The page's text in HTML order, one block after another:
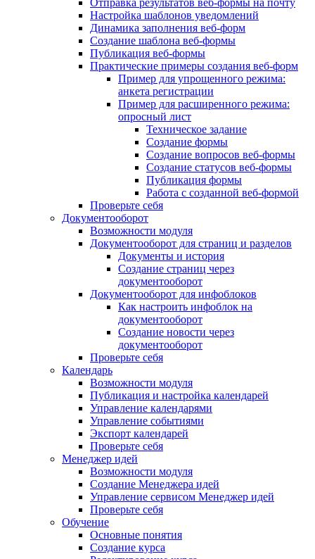
Отправка результатов веб-формы на почту
Настройка шаблонов уведомлений
Динамика заполнения веб-форм
Создание шаблона веб-формы
Публикация веб-формы
Практические примеры создания веб-форм
Пример для упрощенного режима:
анкета регистрации
Пример для расширенного режима:
опросный лист
Техническое задание
Создание формы
Создание вопросов веб-формы
Создание статусов веб-формы
Публикация формы
Работа с созданной веб-формой
Проверьте себя
Документооборот
Возможности модуля
Документооборот для страниц и разделов
Документы и история
Создание страниц через
документооборот
Документооборот для инфоблоков
Как настроить инфоблок на
документооборот
Создание новости через
документооборот
Проверьте себя
Календарь
Возможности модуля
Публикация и настройка календарей
Управление календарями
Управление событиями
Экспорт календарей
Проверьте себя
Менеджер идей
Возможности модуля
Создание Менеджера идей
Управление сервисом Менеджер идей
Проверьте себя
Обучение
Основные понятия
Создание курса